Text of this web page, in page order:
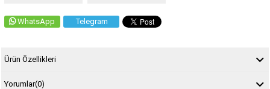
WhatsApp Telegram
Ürün Özellikleri
Yorumlar(0)